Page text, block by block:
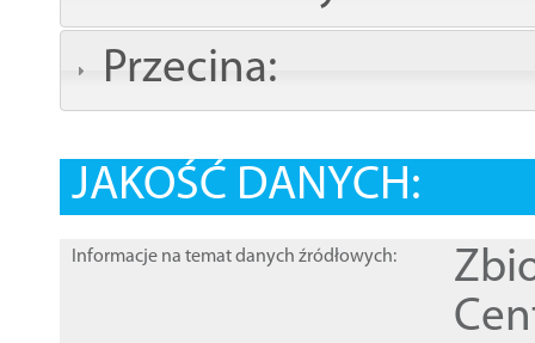
Przecina:
JAKOŚĆ DANYCH:
Informacje na temat danych źródłowych: